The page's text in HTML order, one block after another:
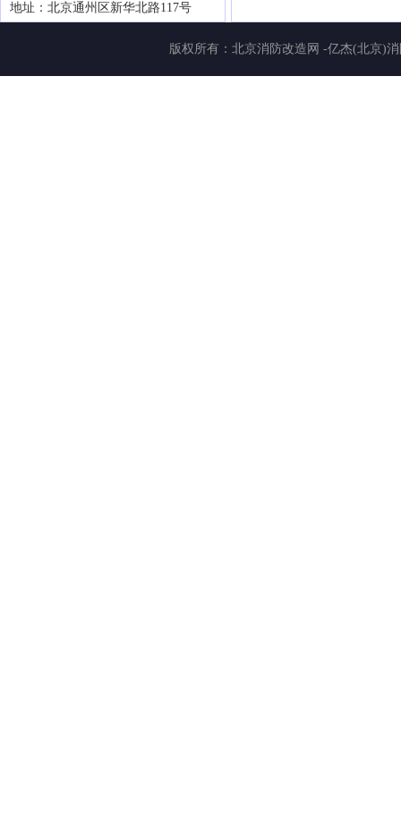
地址：北京通州区新华北路117号
版权所有： 北京消防改造网 -亿杰(北京)